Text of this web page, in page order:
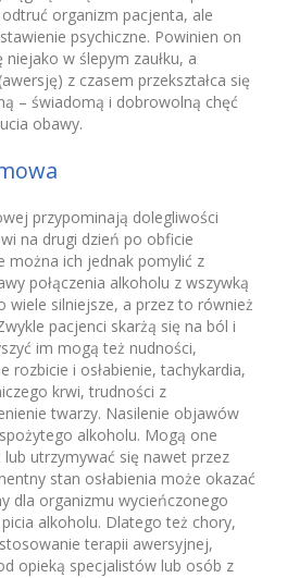
organizm pacjenta, ale
psychiczne. Powinien on
w ślepym zaułku, a
z czasem przekształca się
– świadomą i dobrowolną chęć
obawy.
przypominają dolegliwości
na drugi dzień po obficie
można ich jednak pomylić z
połączenia alkoholu z wszywką
wiele silniejsze, a przez to również
pacjenci skarżą się na ból i
im mogą też nudności,
rozbicie i osłabienie, tachykardia,
krwi, trudności z
twarzy. Nasilenie objawów
alkoholu. Mogą one
utrzymywać się nawet przez
stan osłabienia może okazać
dla organizmu wycieńczonego
alkoholu. Dlatego też chory,
terapii awersyjnej,
opieką specjalistów lub osób z